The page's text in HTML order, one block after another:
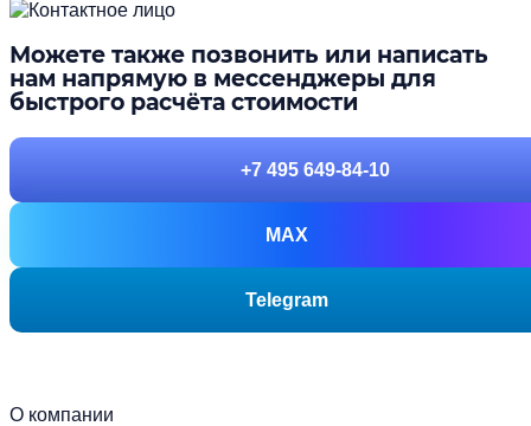
Можете также позвонить или написать
нам напрямую в мессенджеры для
быстрого расчёта стоимости
+7 495 649-84-10
MAX
Telegram
О компании